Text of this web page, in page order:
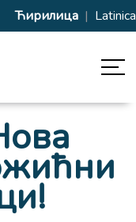
Ћирилица | Latinica